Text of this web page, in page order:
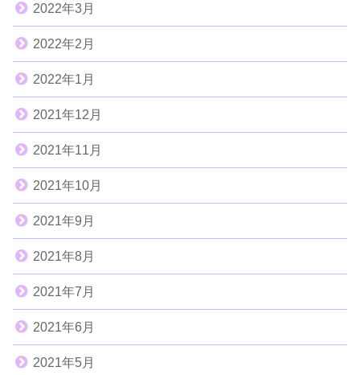
2022年3月
2022年2月
2022年1月
2021年12月
2021年11月
2021年10月
2021年9月
2021年8月
2021年7月
2021年6月
2021年5月